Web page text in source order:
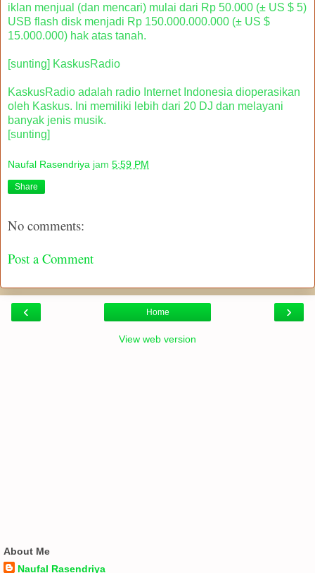
iklan menjual (dan mencari) mulai dari Rp 50.000 (± US $ 5)
USB flash disk menjadi Rp 150.000.000.000 (± US $
15.000.000) hak atas tanah.
[sunting] KaskusRadio
KaskusRadio adalah radio Internet Indonesia dioperasikan
oleh Kaskus. Ini memiliki lebih dari 20 DJ dan melayani
banyak jenis musik.
[sunting]
Naufal Rasendriya jam 5:59 PM
Share
No comments:
Post a Comment
‹ ›
Home
View web version
About Me
Naufal Rasendriya